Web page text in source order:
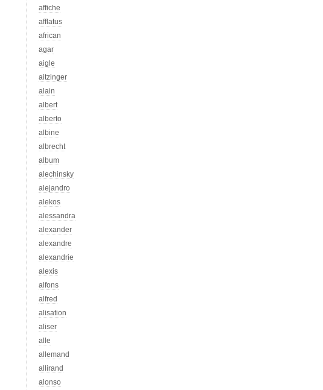
affiche
afflatus
african
agar
aigle
aitzinger
alain
albert
alberto
albine
albrecht
album
alechinsky
alejandro
alekos
alessandra
alexander
alexandre
alexandrie
alexis
alfons
alfred
alisation
aliser
alle
allemand
allirand
alonso